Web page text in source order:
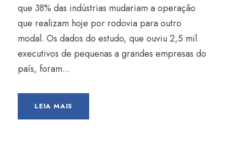
que 38% das indústrias mudariam a operação
que realizam hoje por rodovia para outro
modal. Os dados do estudo, que ouviu 2,5 mil
executivos de pequenas a grandes empresas do
país, foram...
LEIA MAIS